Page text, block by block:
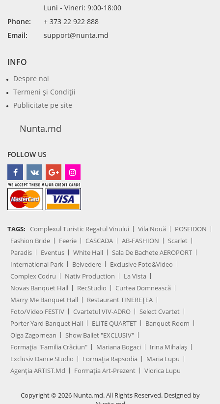
Luni - Vineri: 9:00-18:00
Phone:
+ 373 22 922 888
Email:
support@nunta.md
INFO
Despre noi
Termeni şi Condiţii
Publicitate pe site
Nunta.md
FOLLOW US
TAGS: Complexul Turistic Regatul Vinului Vila Nouă
POSEIDON
Fashion Bride
Feerie CASCADA AB-FASHION
Scarlet
Paradis
Eventus White Hall
Sala De Bachete AEROPORT
International Park
Belvedere
Exclusive Foto&Video
Complex Codru
Nativ Production
La Vista
Novas Banquet Hall
RecStudio
Curtea Domnească
Marry Me Banquet Hall
Restaurant TINEREȚEA
Foto/Video FESTIV
Cvartetul VIV-ADRO
Select Cvartet
Porter Yard Banquet Hall
ELITE QUARTET
Banquet Room
Olga Zagornean
Show Ballet "EXCLUSIV"
Formația "Familia Crăciun"
Mariana Bogaci
Irina Mihalaș
Exclusiv Dance Studio
Formația Rapsodia
Maria Lupu
Agenţia ARTIST.md
Formația Art-Prezent Viorica Lupu
Copyright © 2026 Nunta.md. All Rights Reserved. Designed by